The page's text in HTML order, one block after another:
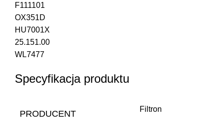
F111101
OX351D
HU7001X
25.151.00
WL7477
Specyfikacja produktu
PRODUCENT Filtron